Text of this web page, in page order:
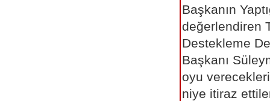
Başkanın
değerlendiren
Destekleme
Başkanı
oyu
niye itiraz